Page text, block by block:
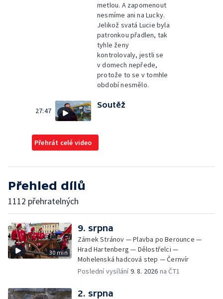
metlou. A zapomenout
nesmíme ani na Lucky.
Jelikož svatá Lucie byla
patronkou přadlen, tak
tyhle ženy
kontrolovaly, jestli se
v domech nepřede,
protože to se v tomhle
období nesmělo.
27:47
Soutěž
Přehrát celé video
Přehled dílů
1112 přehratelných
30 min
9. srpna
Zámek Stránov — Plavba po Berounce —
Hrad Hartenberg — Dělostřelci —
Mohelenská hadcová step — Černvír
Poslední vysílání9. 8. 2026 na ČT1
2. srpna